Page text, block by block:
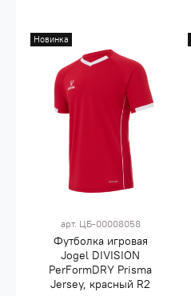
Новинка
арт. ЦБ-00008058
Футболка игровая
Jogel DIVISION
PerFormDRY Prisma
Jersey, красный R2